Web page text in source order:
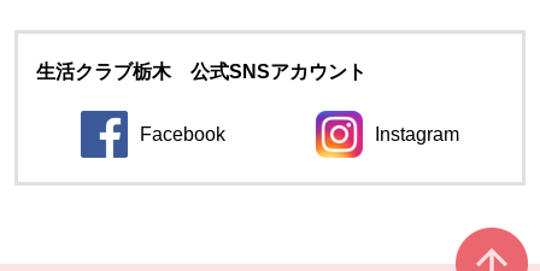
生活クラブ栃木 公式SNSアカウント
Facebook
別のウィンドウで開きます。
Instagram
別のウィンドウ